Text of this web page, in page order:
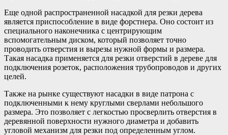
Еще одной распространенной насадкой для резки дерева
является приспособление в виде форстнера. Оно состоит из
специального наконечника с центрирующим
вспомогательным диском, который позволяет точно
проводить отверстия и вырезы нужной формы и размера.
Такая насадка применяется для резки отверстий в дереве для
подключения розеток, расположения трубопроводов и других
целей.
Также на рынке существуют насадки в виде патрона с
подключенными к нему круглыми сверлами небольшого
размера. Это позволяет с легкостью просверлить отверстия в
деревянной поверхности нужного диаметра и добавить
угловой механизм для резки под определенным углом.